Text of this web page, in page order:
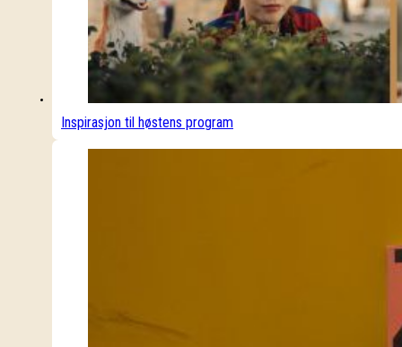
Inspirasjon til høstens program